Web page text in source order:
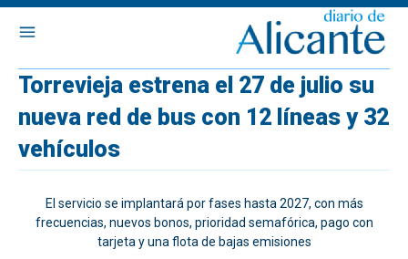
Torrevieja estrena el 27 de julio su
nueva red de bus con 12 líneas y 32
vehículos
El servicio se implantará por fases hasta 2027, con más
frecuencias, nuevos bonos, prioridad semafórica, pago con
tarjeta y una flota de bajas emisiones